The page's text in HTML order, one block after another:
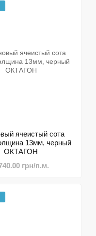
ячеистый сота
13мм, черный
ОКТАГОН
грн/п.м.